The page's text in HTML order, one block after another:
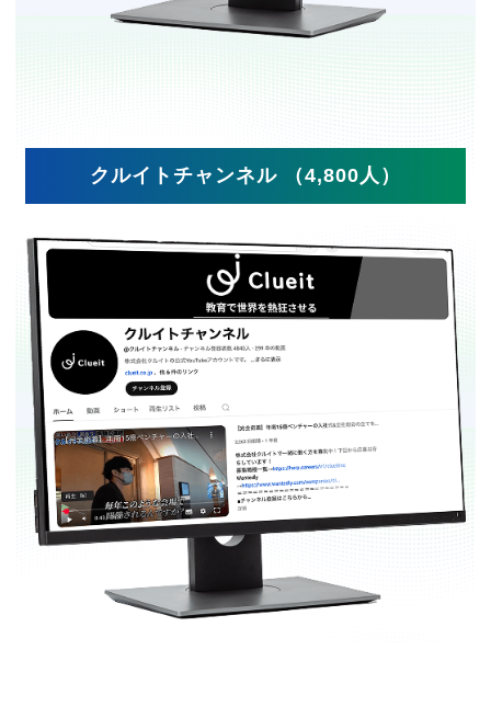
クルイトチャンネル （4,800人）